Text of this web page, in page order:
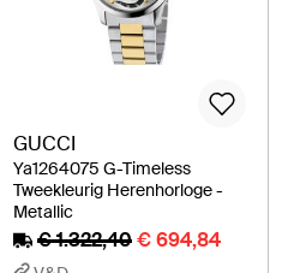
GUCCI
Ya1264075 G-Timeless
Tweekleurig Herenhorloge -
Metallic
€ 1.322,40€ 694,84